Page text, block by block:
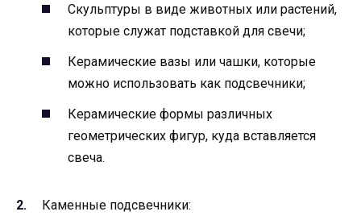
Скульптуры в виде животных или растений,
которые служат подставкой для свечи;
Керамические вазы или чашки, которые
можно использовать как подсвечники;
Керамические формы различных
геометрических фигур, куда вставляется
свеча.
Каменные подсвечники: